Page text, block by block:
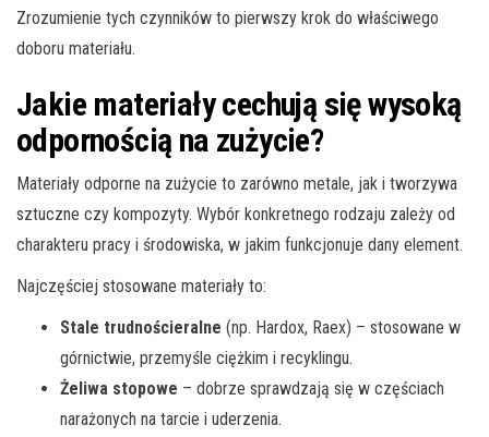
Zrozumienie tych czynników to pierwszy krok do właściwego
doboru materiału.
Jakie materiały cechują się wysoką
odpornością na zużycie?
Materiały odporne na zużycie to zarówno metale, jak i tworzywa
sztuczne czy kompozyty. Wybór konkretnego rodzaju zależy od
charakteru pracy i środowiska, w jakim funkcjonuje dany element.
Najczęściej stosowane materiały to:
Stale trudnościeralne (np. Hardox, Raex) – stosowane w
górnictwie, przemyśle ciężkim i recyklingu.
Żeliwa stopowe – dobrze sprawdzają się w częściach
narażonych na tarcie i uderzenia.